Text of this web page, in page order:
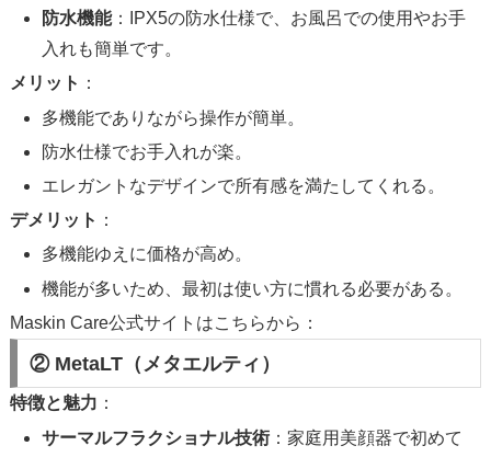
防水機能：IPX5の防水仕様で、お風呂での使用やお手
入れも簡単です。
メリット ：
多機能でありながら操作が簡単。
防水仕様でお手入れが楽。
エレガントなデザインで所有感を満たしてくれる。
デメリット ：
多機能ゆえに価格が高め。
機能が多いため、最初は使い方に慣れる必要がある。
Maskin Care公式サイトはこちらから：
② MetaLT（メタエルティ）
特徴と魅力 ：
サーマルフラクショナル技術 ：家庭用美顔器で初めて